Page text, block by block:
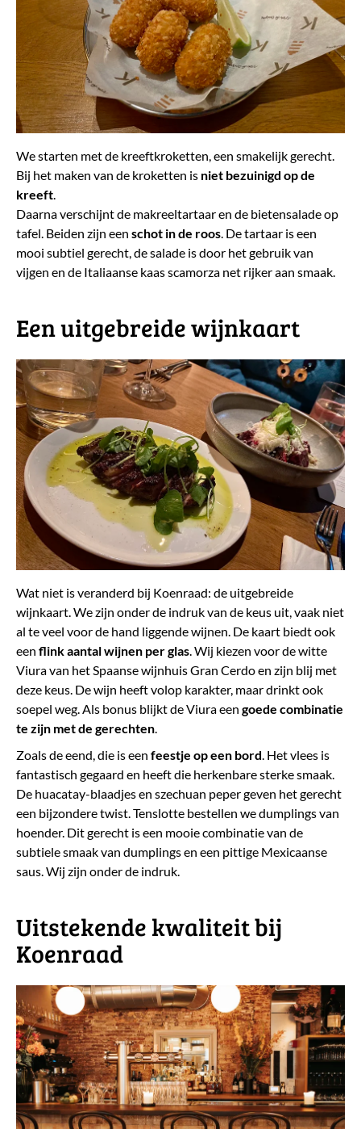
We starten met de kreeftkroketten, een smakelijk gerecht.
Bij het maken van de kroketten is niet bezuinigd op de
kreeft.
Daarna verschijnt de makreeltartaar en de bietensalade op
tafel. Beiden zijn een schot in de roos. De tartaar is een
mooi subtiel gerecht, de salade is door het gebruik van
vijgen en de Italiaanse kaas scamorza net rijker aan smaak.
Een uitgebreide wijnkaart
Wat niet is veranderd bij Koenraad: de uitgebreide
wijnkaart. We zijn onder de indruk van de keus uit, vaak niet
al te veel voor de hand liggende wijnen. De kaart biedt ook
een flink aantal wijnen per glas . Wij kiezen voor de witte
Viura van het Spaanse wijnhuis Gran Cerdo en zijn blij met
deze keus. De wijn heeft volop karakter, maar drinkt ook
soepel weg. Als bonus blijkt de Viura een goede combinatie
te zijn met de gerechten
Zoals de eend, die is een feestje op een bord . Het vlees is
fantastisch gegaard en heeft die herkenbare sterke smaak.
De huacatay-blaadjes en szechuan peper geven het gerecht
een bijzondere twist. Tenslotte bestellen we dumplings van
hoender. Dit gerecht is een mooie combinatie van de
subtiele smaak van dumplings en een pittige Mexicaanse
saus. Wij zijn onder de indruk.
Uitstekende kwaliteit bij
Koenraad